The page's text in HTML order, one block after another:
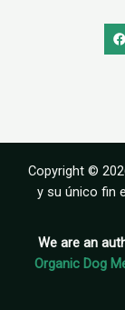
Copyright ©
y su único fin
We are an
Organic Dog